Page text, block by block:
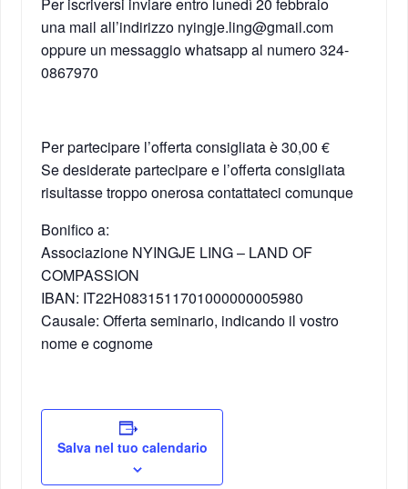
Per iscriversi inviare entro lunedì 20 febbraio
una mail all’indirizzo nyingje.ling@gmail.com
oppure un messaggio whatsapp al numero 324-
0867970
Per partecipare l’offerta consigliata è 30,00 €
Se desiderate partecipare e l’offerta consigliata
risultasse troppo onerosa contattateci comunque
Bonifico a:
Associazione NYINGJE LING – LAND OF
COMPASSION
IBAN: IT22H0831511701000000005980
Causale: Offerta seminario, indicando il vostro
nome e cognome
Salva nel tuo calendario